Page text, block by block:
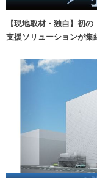
【現地取材・独自】初
支援ソリューションが集